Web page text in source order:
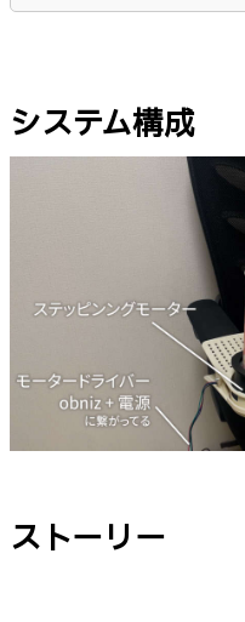
システム構成
ストーリー